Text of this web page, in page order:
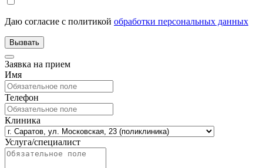
Даю согласие с политикой обработки персональных данных
Заявка на прием
Имя
Телефон
Клиника
Услуга/специалист